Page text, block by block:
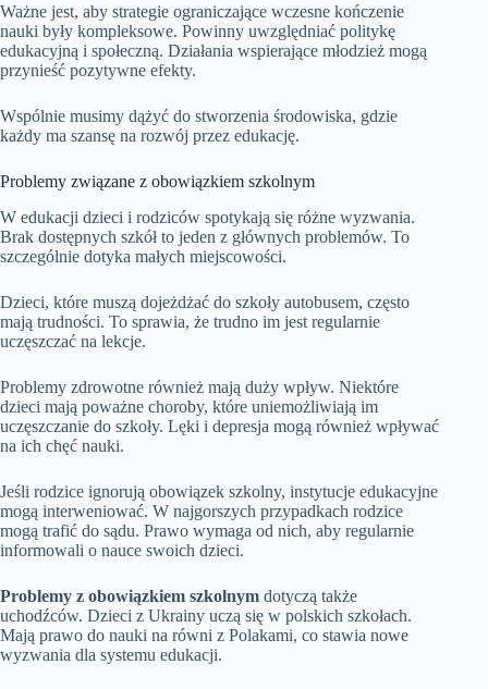
Ważne jest, aby strategie ograniczające wczesne kończenie
nauki były kompleksowe. Powinny uwzględniać politykę
edukacyjną i społeczną. Działania wspierające młodzież mogą
przynieść pozytywne efekty.
Wspólnie musimy dążyć do stworzenia środowiska, gdzie
każdy ma szansę na rozwój przez edukację.
Problemy związane z obowiązkiem szkolnym
W edukacji dzieci i rodziców spotykają się różne wyzwania.
Brak dostępnych szkół to jeden z głównych problemów. To
szczególnie dotyka małych miejscowości.
Dzieci, które muszą dojeżdżać do szkoły autobusem, często
mają trudności. To sprawia, że trudno im jest regularnie
uczęszczać na lekcje.
Problemy zdrowotne również mają duży wpływ. Niektóre
dzieci mają poważne choroby, które uniemożliwiają im
uczęszczanie do szkoły. Lęki i depresja mogą również wpływać
na ich chęć nauki.
Jeśli rodzice ignorują obowiązek szkolny, instytucje edukacyjne
mogą interweniować. W najgorszych przypadkach rodzice
mogą trafić do sądu. Prawo wymaga od nich, aby regularnie
informowali o nauce swoich dzieci.
Problemy z obowiązkiem szkolnym dotyczą także
uchodźców. Dzieci z Ukrainy uczą się w polskich szkołach.
Mają prawo do nauki na równi z Polakami, co stawia nowe
wyzwania dla systemu edukacji.